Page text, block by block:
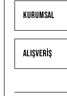
Kurumsal
Alışveriş